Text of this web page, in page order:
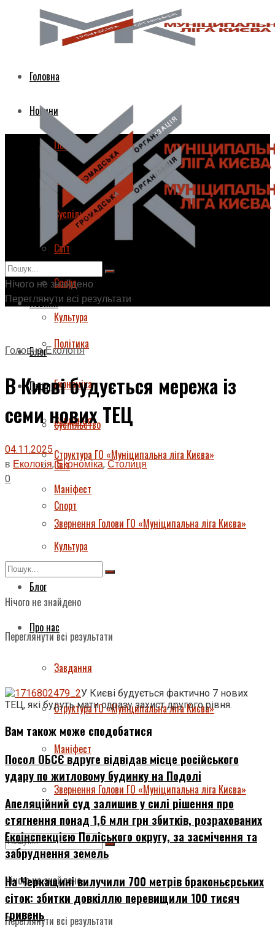
Головна
Новини
Політика
Економіка
Суспільство
Світ
Спорт
Культура
Блог
Про нас
Завдання
Структура ГО «Муніципальна ліга Києва»
Маніфест
Звернення Голови ГО «Муніципальна ліга Києва»
Нічого не знайдено
Переглянути всі результати
Головна
Новини
Політика
Економіка
Суспільство
Світ
Спорт
Культура
Блог
Про нас
Завдання
Структура ГО «Муніципальна ліга Києва»
Маніфест
Звернення Голови ГО «Муніципальна ліга Києва»
Нічого не знайдено
Переглянути всі результати
Нічого не знайдено
Переглянути всі результати
ГоловнаЕкологія
В Києві будується мережа із
семи нових ТЕЦ
04.11.2025
в Екологія,Економіка,Столиця
0
У Києві будується фактично 7 нових
ТЕЦ, які будуть мати одразу захист другого рівня.
Вам також може сподобатися
Посол ОБСЄ вдруге відвідав місце російського
удару по житловому будинку на Подолі
Апеляційний суд залишив у силі рішення про
стягнення понад 1,6 млн грн збитків, розрахованих
Екоінспекцією Поліського округу, за засмічення та
забруднення земель
На Черкащині вилучили 700 метрів браконьєрських
сіток: збитки довкіллю перевищили 100 тисяч
гривень